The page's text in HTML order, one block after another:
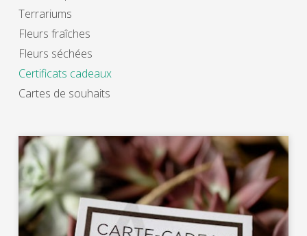
Terrariums
Fleurs fraîches
Fleurs séchées
Certificats cadeaux
Cartes de souhaits